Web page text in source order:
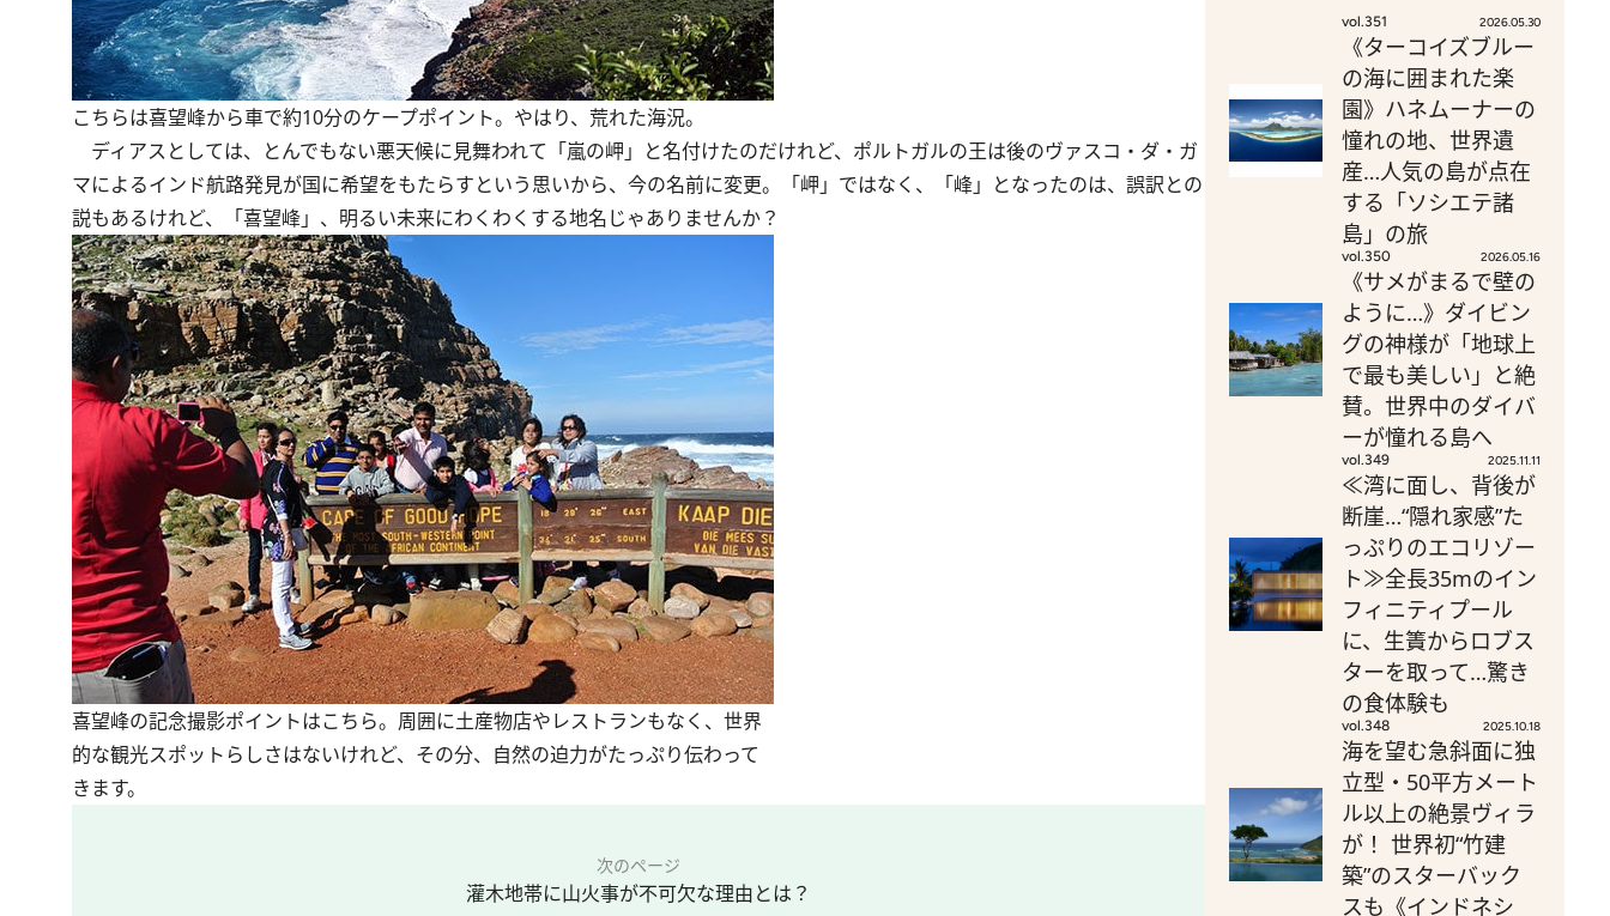
こちらは喜望峰から車で約10分のケープポイント。やはり、荒れた海況。
ディアスとしては、とんでもない悪天候に見舞われて「嵐の岬」と名付けたのだけれど、ポルトガルの王は後のヴァスコ・ダ・ガ
マによるインド航路発見が国に希望をもたらすという思いから、今の名前に変更。「岬」ではなく、「峰」となったのは、誤訳との
説もあるけれど、「喜望峰」、明るい未来にわくわくする地名じゃありませんか？
喜望峰の記念撮影ポイントはこちら。周囲に土産物店やレストランもなく、世界
的な観光スポットらしさはないけれど、その分、自然の迫力がたっぷり伝わって
きます。
次のページ
灌木地帯に山火事が不可欠な理由とは？
vol.351 2026.05.30
《ターコイズブルー
の海に囲まれた楽
園》ハネムーナーの
憧れの地、世界遺
産…人気の島が点在
する「ソシエテ諸
島」の旅
vol.350 2026.05.16
《サメがまるで壁の
ように…》ダイビン
グの神様が「地球上
で最も美しい」と絶
賛。世界中のダイバ
ーが憧れる島へ
vol.349 2025.11.11
≪湾に面し、背後が
断崖…“隠れ家感”た
っぷりのエコリゾー
ト≫全長35mのイン
フィニティプール
に、生簀からロブス
ターを取って…驚き
の食体験も
vol.348 2025.10.18
海を望む急斜面に独
立型・50平方メート
ル以上の絶景ヴィラ
が！ 世界初“竹建
築”のスターバック
スも《インドネシ